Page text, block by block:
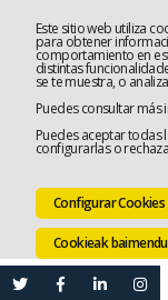
Este sitio web utiliza
para obtener
comportamiento en
distintas
se te muestra, o
Puedes consultar
Puedes aceptar todas
configurarlas o
Configurar Cookies
Cookieak baimendu